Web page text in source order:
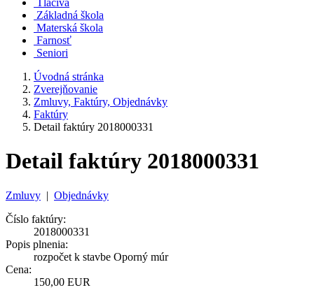
Tlačivá
Základná škola
Materská škola
Farnosť
Seniori
Úvodná stránka
Zverejňovanie
Zmluvy, Faktúry, Objednávky
Faktúry
Detail faktúry 2018000331
Detail faktúry 2018000331
Zmluvy | Objednávky
Číslo faktúry:
2018000331
Popis plnenia:
rozpočet k stavbe Oporný múr
Cena:
150,00 EUR